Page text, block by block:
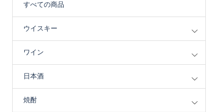
すべての商品
ウイスキー
ワイン
日本酒
焼酎